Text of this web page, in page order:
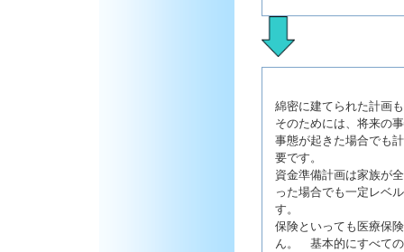
綿密に建てられた計画
そのためには、将来の
事態が起きた場合でも
要です。
資金準備計画は家族が
った場合でも一定レベ
す。
保険といっても医療保
ん。 基本的にすべての